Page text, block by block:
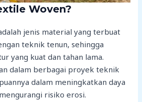
Woven?
jenis material yang terbuat
teknik tenun, sehingga
yang kuat dan tahan lama.
dalam berbagai proyek teknik
dalam meningkatkan daya
risiko erosi.